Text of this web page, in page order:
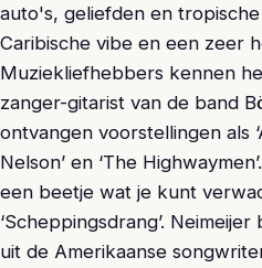
auto's, geliefden en
Caribische vibe en een zeer
Muziekliefhebbers kennen
zanger-gitarist van de band
ontvangen voorstellingen als
Nelson’ en ‘The
een beetje wat je kunt
‘Scheppingsdrang’.
uit de Amerikaanse